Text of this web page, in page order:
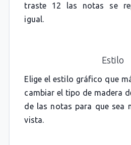
traste 12 las notas se
igual.
Estilo
Elige el estilo gráfico que
cambiar el tipo de madera
de las notas para que sea
vista.